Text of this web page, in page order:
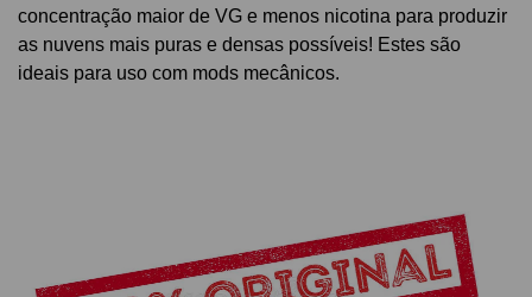
concentração maior de VG e menos nicotina para produzir
as nuvens mais puras e densas possíveis! Estes são
ideais para uso com mods mecânicos.